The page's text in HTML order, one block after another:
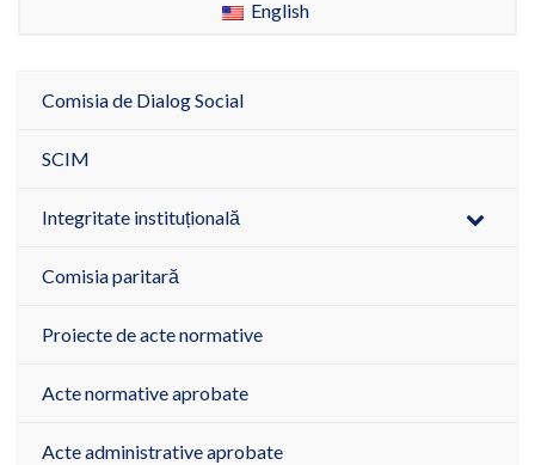
English
Comisia de Dialog Social
SCIM
Integritate instituțională
Comisia paritară
Proiecte de acte normative
Acte normative aprobate
Acte administrative aprobate